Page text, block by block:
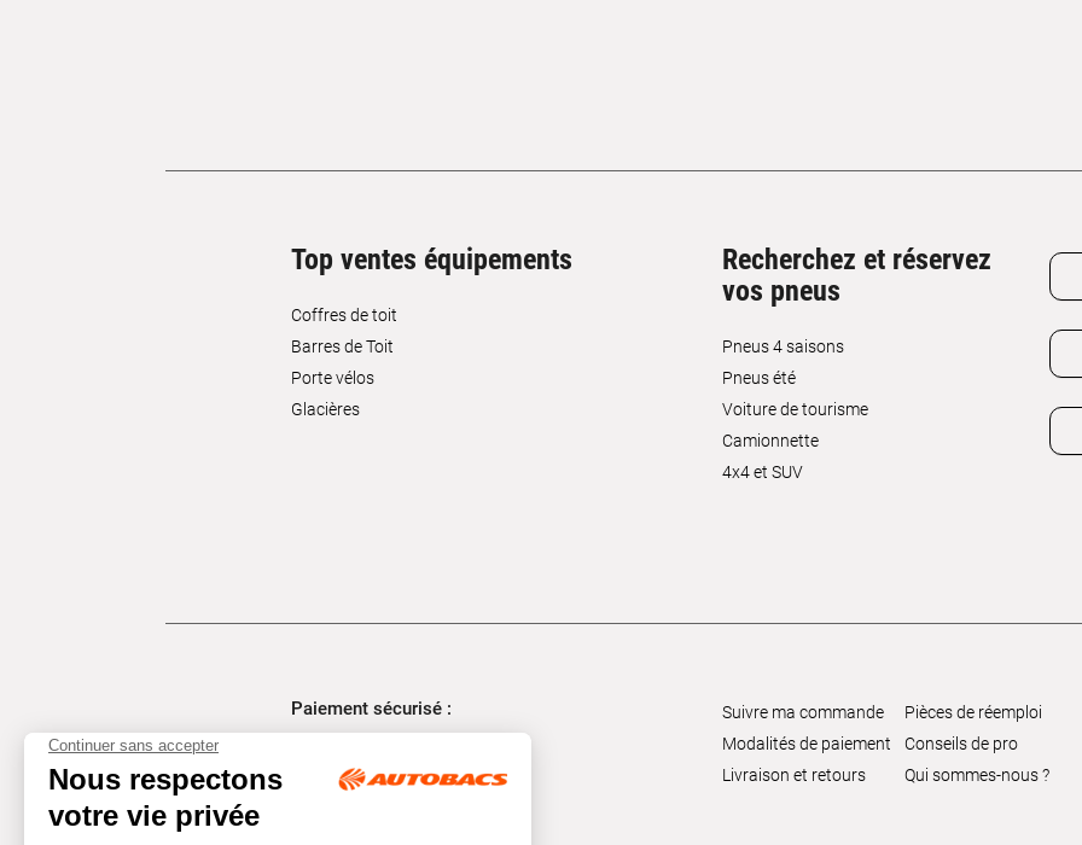
Top ventes équipements
Coffres de toit
Barres de Toit
Porte vélos
Glacières
Recherchez et réservez
vos pneus
Pneus 4 saisons
Pneus été
Voiture de tourisme
Camionnette
4x4 et SUV
Paiement sécurisé :
Suivre ma commande
Modalités de paiement
Livraison et retours
Pièces de réemploi
Conseils de pro
Qui sommes-nous ?